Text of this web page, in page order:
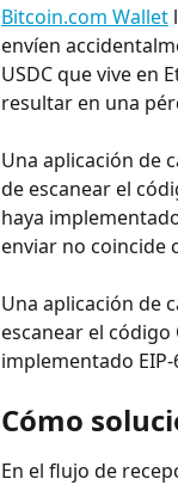
Bitcoin.com Wallet
envíen
USDC que vive en
resultar en una
Una aplicación de
de escanear el
haya
enviar no coincide
Una aplicación de
escanear el
implementado
Cómo
En el flujo de